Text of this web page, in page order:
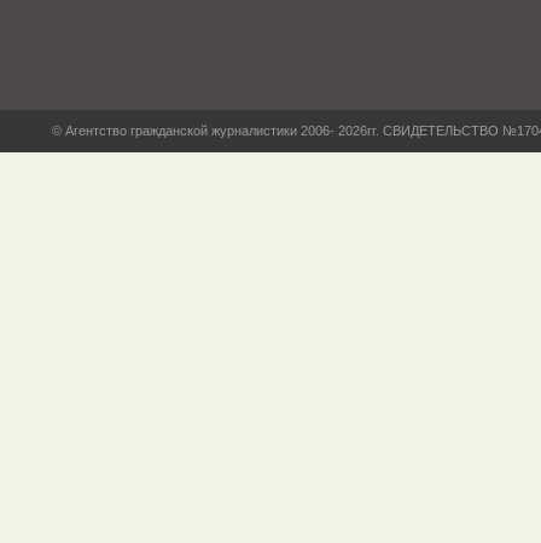
© Агентство гражданской журналистики 2006- 2026гг. СВИДЕТЕЛЬСТВО